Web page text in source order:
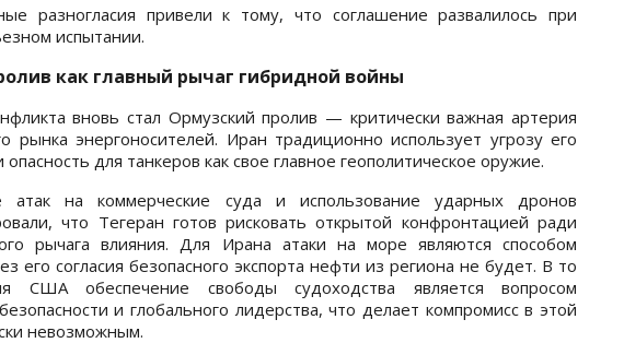
разногласия привели к тому, что соглашение развалилось при
испытании.
как главный рычаг гибридной войны
вновь стал Ормузский пролив — критически важная артерия
рынка энергоносителей. Иран традиционно использует угрозу его
для танкеров как свое главное геополитическое оружие.
атак на коммерческие суда и использование ударных дронов
что Тегеран готов рисковать открытой конфронтацией ради
рычага влияния. Для Ирана атаки на море являются способом
его согласия безопасного экспорта нефти из региона не будет. В то
обеспечение свободы судоходства является вопросом
и глобального лидерства, что делает компромисс в этой
невозможным.